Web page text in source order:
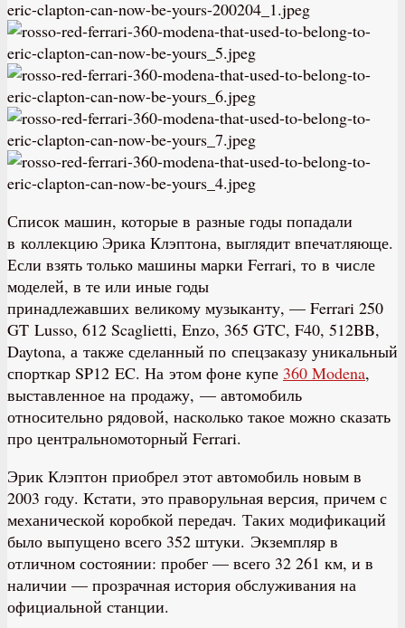
Список машин, которые в разные годы попадали
в коллекцию Эрика Клэптона, выглядит впечатляюще.
Если взять только машины марки Ferrari, то в числе
моделей, в те или иные годы
принадлежавших великому музыканту, — Ferrari 250
GT Lusso, 612 Scaglietti, Enzo, 365 GTC, F40, 512BB,
Daytona, а также сделанный по спецзаказу уникальный
спорткар SP12 EC. На этом фоне купе 360 Modena,
выставленное на продажу, — автомобиль
относительно рядовой, насколько такое можно сказать
про центральномоторный Ferrari.
Эрик Клэптон приобрел этот автомобиль новым в
2003 году. Кстати, это праворульная версия, причем с
механической коробкой передач. Таких модификаций
было выпущено всего 352 штуки. Экземпляр в
отличном состоянии: пробег — всего 32 261 км, и в
наличии — прозрачная история обслуживания на
официальной станции.